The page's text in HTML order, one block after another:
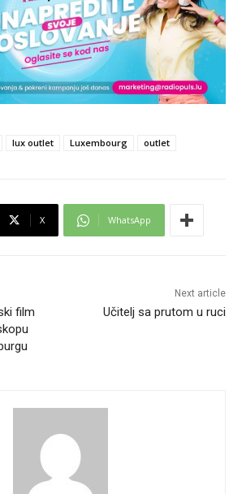
lux outlet Luxembourg outlet
X WhatsApp
film
Next article
Učitelj sa prutom u ruci